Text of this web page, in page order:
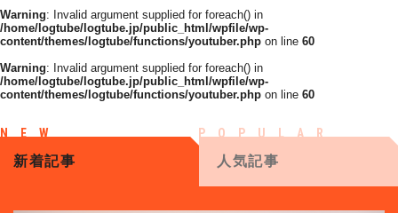
Warning: Invalid argument supplied for foreach() in
/home/logtube/logtube.jp/public_html/wpfile/wp-
content/themes/logtube/functions/youtuber.php on line 60
Warning: Invalid argument supplied for foreach() in
/home/logtube/logtube.jp/public_html/wpfile/wp-
content/themes/logtube/functions/youtuber.php on line 60
新着記事 人気記事